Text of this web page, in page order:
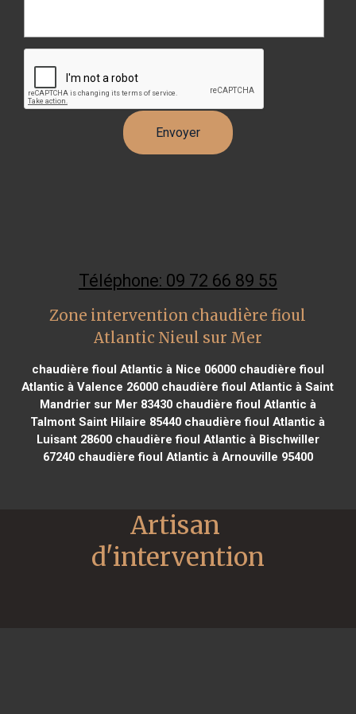
Téléphone: 09 72 66 89 55
Zone intervention chaudière fioul
Atlantic Nieul sur Mer
chaudière fioul Atlantic à Nice 06000chaudière fioul
Atlantic à Valence 26000 chaudière fioul Atlantic à Saint
Mandrier sur Mer 83430chaudière fioul Atlantic à
Talmont Saint Hilaire 85440 chaudière fioul Atlantic à
Luisant 28600chaudière fioul Atlantic à Bischwiller
67240chaudière fioul Atlantic à Arnouville 95400
Artisan
d'intervention